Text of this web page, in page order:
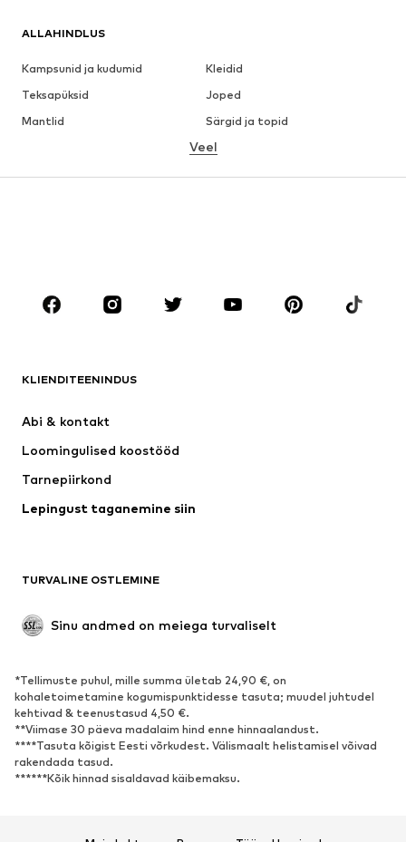
ALLAHINDLUS
Kampsunid ja kudumid
Kleidid
Teksapüksid
Joped
Mantlid
Särgid ja topid
Pesu
Seelikud
Pluusid ja tuunikad
Aksessuaarid
Premium
Uus
Pesu
Mantlid
Sündmused
Eksklusiivne
JALANÕUD
Uus
Vabaaja jalanõud
Pahkluusaapad
Kontsasaapad ja -kingad
Saapad
Veel
KLIENDITEENINDUS
Abi & kontakt
Loomingulised koostööd
Tarnepiirkond
Lepingust taganemine siin
TURVALINE OSTLEMINE
Sinu andmed on meiega turvaliselt
*Tellimuste puhul, mille summa ületab 24,90 €, on
kohaletoimetamine kogumispunktidesse tasuta; muudel juhtudel
kehtivad & teenustasud 4,50 €.
**Viimase 30 päeva madalaim hind enne hinnaalandust.
****Tasuta kõigist Eesti võrkudest. Välismaalt helistamisel võivad
rakendada tasud.
******Kõik hinnad sisaldavad käibemaksu.